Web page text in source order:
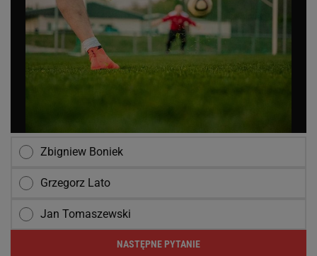
Zbigniew Boniek
Grzegorz Lato
Jan Tomaszewski
NASTĘPNE PYTANIE